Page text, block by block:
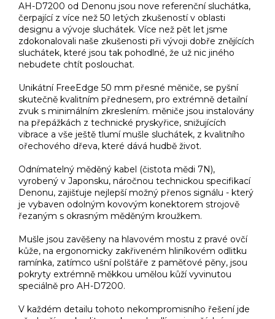
AH-D7200 od Denonu jsou nove referenční sluchátka,
čerpající z více než 50 letých zkušeností v oblasti
designu a vývoje sluchátek. Více než pět let jsme
zdokonalovali naše zkušenosti při vývoji dobře znějících
sluchátek, které jsou tak pohodlné, že už nic jiného
nebudete chtít poslouchat.
Unikátní FreeEdge 50 mm přesné měniče, se pyšní
skutečně kvalitním přednesem, pro extrémně detailní
zvuk s minimálním zkreslením. měniče jsou instalovány
na přepážkách z technické pryskyřice, snižujících
vibrace a vše ještě tlumí mušle sluchátek, z kvalitního
ořechového dřeva, které dává hudbě život.
Odnímatelný měděný kabel (čistota mědi 7N),
vyrobený v Japonsku, náročnou technickou specifikací
Denonu, zajišťuje nejlepší možný přenos signálu - který
je vybaven odolným kovovým konektorem strojově
řezaným s okrasným měděným kroužkem.
Mušle jsou zavěšeny na hlavovém mostu z pravé ovčí
kůže, na ergonomicky zakřiveném hliníkovém odlitku
ramínka, zatímco ušní polštáře z paměťové pěny, jsou
pokryty extrémně měkkou umělou kůží vyvinutou
speciálně pro AH-D7200.
V každém detailu tohoto nekompromisního řešení jde